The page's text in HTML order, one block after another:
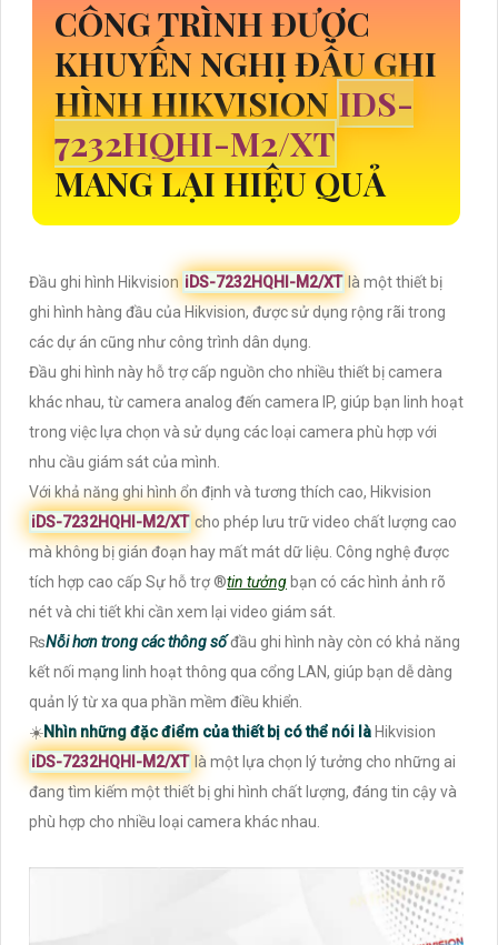
CÔNG TRÌNH ĐƯỢC
KHUYẾN NGHỊ ĐẦU GHI
HÌNH HIKVISION IDS-
7232HQHI-M2/XT
MANG LẠI HIỆU QUẢ
Đầu ghi hình Hikvision iDS-7232HQHI-M2/XT là một thiết bị
ghi hình hàng đầu của Hikvision, được sử dụng rộng rãi trong
các dự án cũng như công trình dân dụng.
Đầu ghi hình này hỗ trợ cấp nguồn cho nhiều thiết bị camera
khác nhau, từ camera analog đến camera IP, giúp bạn linh hoạt
trong việc lựa chọn và sử dụng các loại camera phù hợp với
nhu cầu giám sát của mình.
Với khả năng ghi hình ổn định và tương thích cao, Hikvision
iDS-7232HQHI-M2/XT cho phép lưu trữ video chất lượng cao
mà không bị gián đoạn hay mất mát dữ liệu. Công nghệ được
tích hợp cao cấp Sự hỗ trợ ®️tin tưởng bạn có các hình ảnh rõ
nét và chi tiết khi cần xem lại video giám sát.
₨Nỗi hơn trong các thông sốđầu ghi hình này còn có khả năng
kết nối mạng linh hoạt thông qua cổng LAN, giúp bạn dễ dàng
quản lý từ xa qua phần mềm điều khiển.
☀️Nhìn những đặc điểm của thiết bị có thể nói là Hikvision
iDS-7232HQHI-M2/XT là một lựa chọn lý tưởng cho những ai
đang tìm kiếm một thiết bị ghi hình chất lượng, đáng tin cậy và
phù hợp cho nhiều loại camera khác nhau.